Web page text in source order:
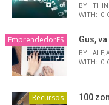
BY:
WITH: 0
EmprendedorES Gus,
BY:
WITH: 0
Recursos 100